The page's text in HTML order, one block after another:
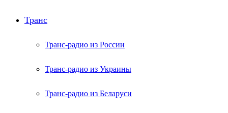
Транс
Транс-радио из России
Транс-радио из Украины
Транс-радио из Беларуси